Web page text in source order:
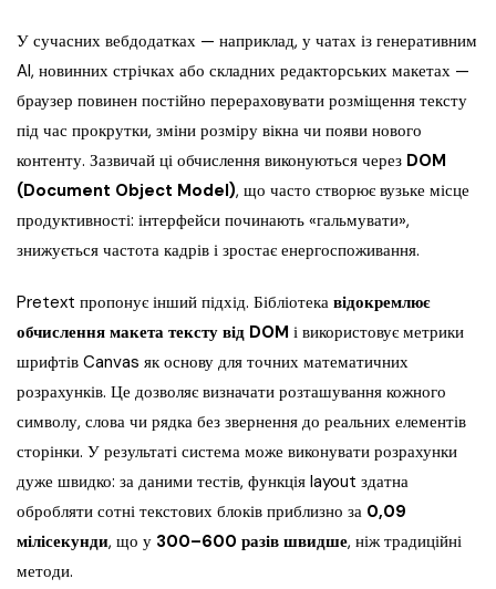
У сучасних вебдодатках — наприклад, у чатах із генеративним
AI, новинних стрічках або складних редакторських макетах —
браузер повинен постійно перераховувати розміщення тексту
під час прокрутки, зміни розміру вікна чи появи нового
контенту. Зазвичай ці обчислення виконуються через DOM
(Document Object Model), що часто створює вузьке місце
продуктивності: інтерфейси починають «гальмувати»,
знижується частота кадрів і зростає енергоспоживання.
Pretext пропонує інший підхід. Бібліотека відокремлює
обчислення макета тексту від DOM і використовує метрики
шрифтів Canvas як основу для точних математичних
розрахунків. Це дозволяє визначати розташування кожного
символу, слова чи рядка без звернення до реальних елементів
сторінки. У результаті система може виконувати розрахунки
дуже швидко: за даними тестів, функція layout здатна
обробляти сотні текстових блоків приблизно за 0,09
мілісекунди, що у 300–600 разів швидше, ніж традиційні
методи.